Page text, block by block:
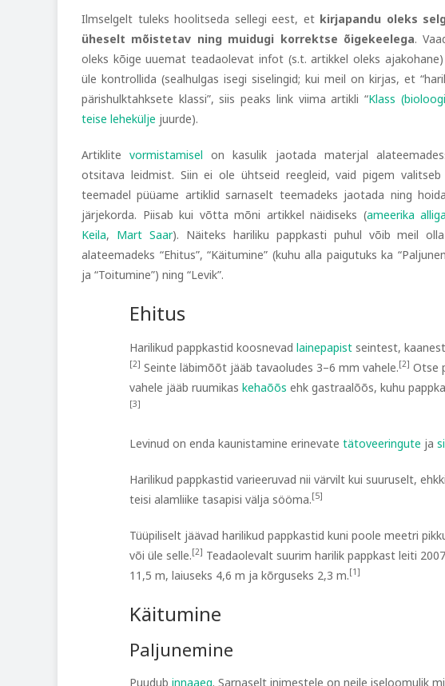
Ilmselgelt tuleks hoolitseda sellegi eest, et kirjapandu oleks
üheselt mõistetav ning muidugi korrektse õigekeelega.
oleks kõige uuemat teadaolevat infot (s.t. artikkel oleks
üle kontrollida (sealhulgas isegi siselingid; kui meil on kirjas, et
pärishulktahksete klassi”, siis peaks link viima artikli “Klass
teise lehekülje juurde).
Artiklitevormistamisel on kasulik jaotada materjal
otsitava leidmist. Siin ei ole ühtseid reegleid, vaid pigem
teemadel püüame artiklid sarnaselt teemadeks jaotada ning
järjekorda. Piisab kui võtta mõni artikkel näidiseks (ameerika
Keila, Mart Saar). Näiteks hariliku pappkasti puhul võib meil
alateemadeks “Ehitus”, “Käitumine” (kuhu alla paigutuks ka
ja “Toitumine”) ning “Levik”.
Ehitus
Harilikud pappkastid koosnevad lainepapist seintest,
[2] Seinte läbimõõt jääb tavaoludes 3–6 mm vahele.[2] Otse
vahele jääb ruumikas kehaõõs ehk gastraalõõs, kuhu
[3]
Levinud on enda kaunistamine erinevate tätoveeringute ja
Harilikud pappkastid varieeruvad nii värvilt kui suuruselt,
teisi alamliike tasapisi välja sööma.[5]
Tüüpiliselt jäävad harilikud pappkastid kuni poole meetri
või üle selle.[2] Teadaolevalt suurim harilik pappkast leiti
11,5 m, laiuseks 4,6 m ja kõrguseks 2,3 m.[1]
Käitumine
Paljunemine
Puudub innaaeg. Sarnaselt inimestele on neile iseloomulik